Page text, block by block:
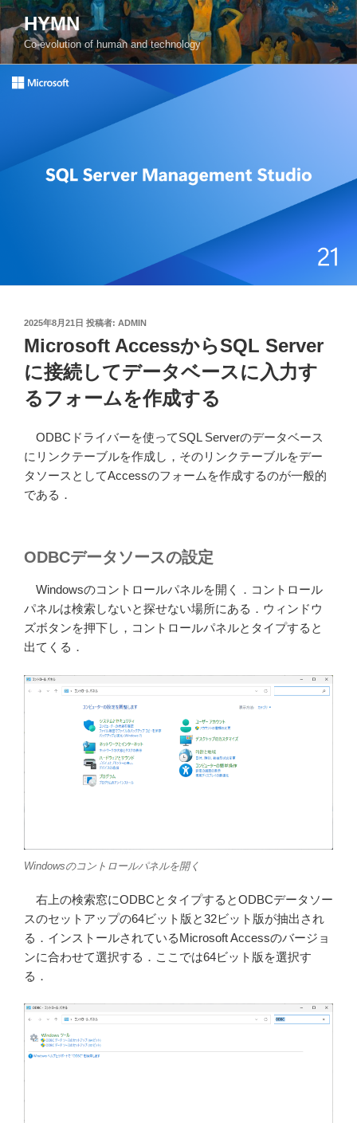
コ
ン
テ
ン
HYMN
Co-evolution of human and technology
投
日:
2025年8月21日 投稿者: ADMIN
Microsoft AccessからSQL Server
に接続してデータベースに入力す
るフォームを作成する
ODBCドライバーを使ってSQL Serverのデータベース
にリンクテーブルを作成し，そのリンクテーブルをデー
タソースとしてAccessのフォームを作成するのが一般的
である．
ODBCデータソースの設定
Windowsのコントロールパネルを開く．コントロール
パネルは検索しないと探せない場所にある．ウィンドウ
ズボタンを押下し，コントロールパネルとタイプすると
出てくる．
Windowsのコントロールパネルを開く
右上の検索窓にODBCとタイプするとODBCデータソー
スのセットアップの64ビット版と32ビット版が抽出され
る．インストールされているMicrosoft Accessのバージョ
ンに合わせて選択する．ここでは64ビット版を選択す
る．